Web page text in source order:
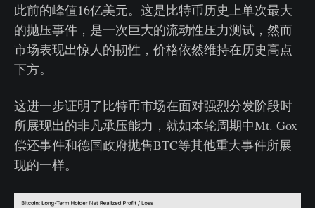
此前的峰值16亿美元。这是比特币历史上单次最大
的抛压事件，是一次巨大的流动性压力测试，然而
市场表现出惊人的韧性，价格依然维持在历史高点
下方。
这进一步证明了比特币市场在面对强烈分发阶段时
所展现出的非凡承压能力，就如本轮周期中Mt. Gox
偿还事件和德国政府抛售BTC等其他重大事件所展
现的一样。